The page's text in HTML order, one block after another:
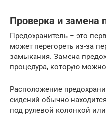
Проверка и замена
Предохранитель – это
может перегореть из-за
замыкания. Замена
процедура, которую
Расположение
сидений обычно
под рулевой колонкой